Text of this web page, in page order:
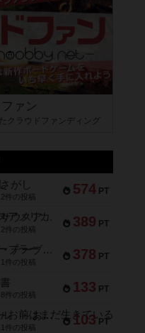
ァン
クラウドファンディング
574 PT
がし
2件の投稿
389 PT
リワイルド：サウスアメリカ
2件の投稿
378 PT
アンダー・ザ・テーブラー
1件の投稿
133 PT
8件の投稿
103 PT
セミファイナル ～お前はまだ生きている～
1件の投稿